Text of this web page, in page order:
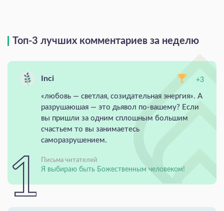
Топ-3 лучших комментариев за неделю
Inci +3
«любовь — светлая, созидательная энергия». А
разрушаюшая — это дьявол по-вашему? Если
вы пришли за одним сплошным большим
счастьем то вы занимаетесь
саморазрушением.
Письма читателей
Я выбираю быть Божественным человеком!